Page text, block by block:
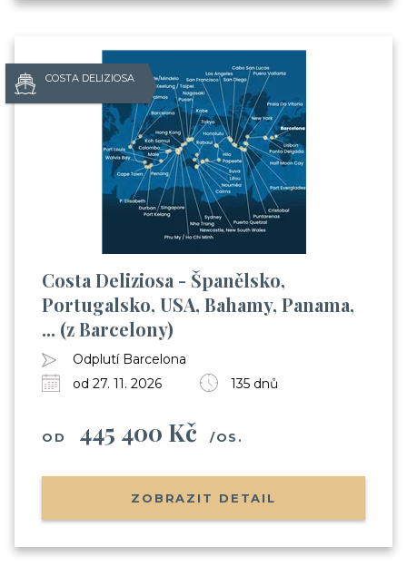
COSTA DELIZIOSA
Costa Deliziosa - Španělsko,
Portugalsko, USA, Bahamy, Panama,
... (z Barcelony)
Odplutí Barcelona
od 27. 11. 2026
135 dnů
OD 445 400 Kč /OS.
ZOBRAZIT DETAIL